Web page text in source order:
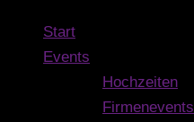
Start
Events
Hochzeiten
Firmenevents